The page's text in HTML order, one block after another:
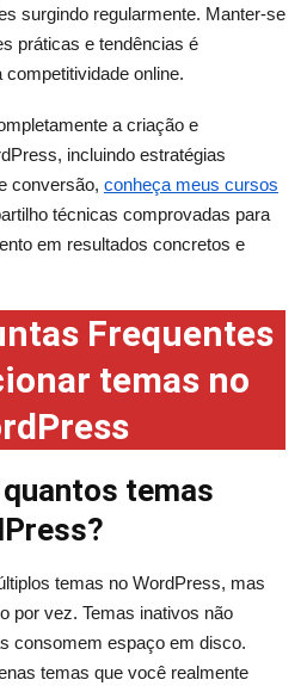
surgindo regularmente. Manter-se
práticas e tendências é
online.
a criação e
incluindo estratégias
conversão, conheça meus cursos
técnicas comprovadas para
em resultados concretos e
Frequentes
temas no
temas
temas no WordPress, mas
por vez. Temas inativos não
consomem espaço em disco.
temas que você realmente